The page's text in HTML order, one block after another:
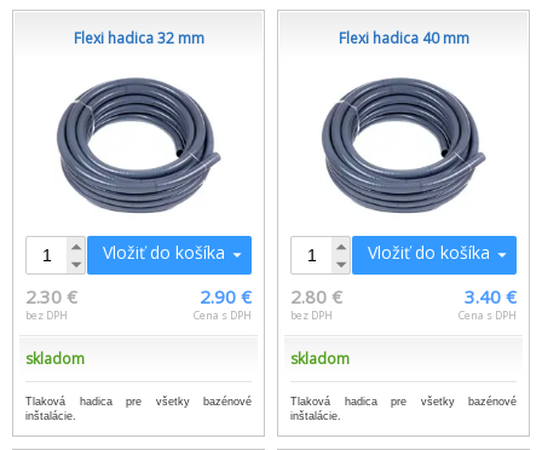
Flexi hadica 32 mm
Vložiť do košíka
2.30 €
bez DPH
2.90 €
Cena s DPH
skladom
Tlaková hadica pre všetky bazénové
inštalácie.
Flexi hadica 40 mm
Vložiť do košíka
2.80 €
bez DPH
3.40 €
Cena s DPH
skladom
Tlaková hadica pre všetky bazénové
inštalácie.